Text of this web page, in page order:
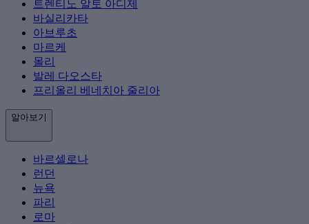
트렌티노 알토 아디제
바실리카타
아브루초
마르케
몰리
발레 다오스타
프리올리 베네치아 줄리아
알아보기
바르셀로나
런던
뉴욕
파리
로마